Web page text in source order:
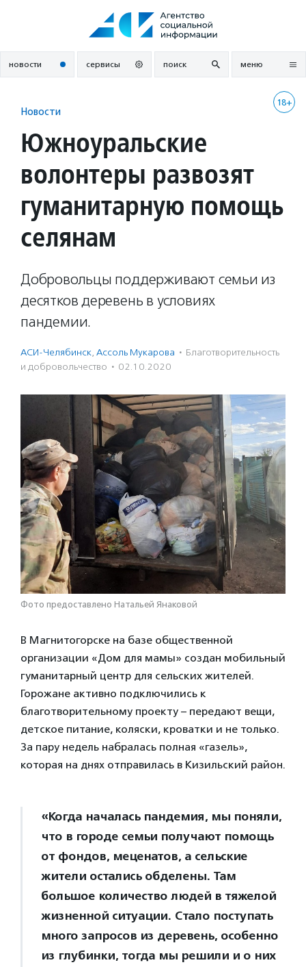
новости сервисы поиск меню
18+
Новости
Южноуральские
волонтеры развозят
гуманитарную помощь
селянам
Добровольцы поддерживают семьи из
десятков деревень в условиях
пандемии.
АСИ-Челябинск, Ассоль Мукарова · Благотвори­тель­ность
и доброволь­чест­во · 02.10.2020
Фото предоставлено Натальей Янаковой
В Магнитогорске на базе общественной
организации «Дом для мамы» создан мобильный
гуманитарный центр для сельских жителей.
Горожане активно подключились к
благотворительному проекту – передают вещи,
детское питание, коляски, кроватки и не только.
За пару недель набралась полная «газель»,
которая на днях отправилась в Кизильский район.
«Когда началась пандемия, мы поняли,
что в городе семьи получают помощь
от фондов, меценатов, а сельские
жители остались обделены. Там
большое количество людей в тяжелой
жизненной ситуации. Стало поступать
много запросов из деревень, особенно
из глубинки, тогда мы решили и о них